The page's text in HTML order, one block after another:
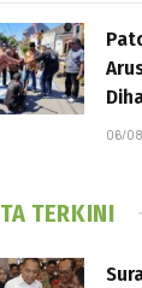
06/
TERKINI